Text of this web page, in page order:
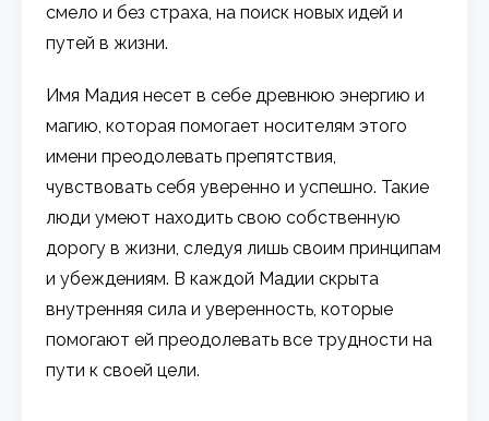
смело и без страха, на поиск новых идей и
путей в жизни.
Имя Мадия несет в себе древнюю энергию и
магию, которая помогает носителям этого
имени преодолевать препятствия,
чувствовать себя уверенно и успешно. Такие
люди умеют находить свою собственную
дорогу в жизни, следуя лишь своим принципам
и убеждениям. В каждой Мадии скрыта
внутренняя сила и уверенность, которые
помогают ей преодолевать все трудности на
пути к своей цели.